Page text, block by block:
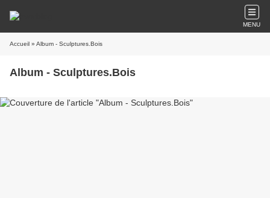
MENU
Accueil » Album - Sculptures.Bois
Album - Sculptures.Bois